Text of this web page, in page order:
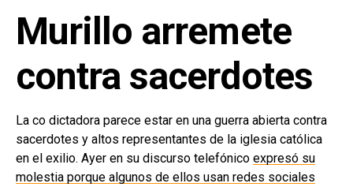
Murillo arremete
contra sacerdotes
La co dictadora parece estar en una guerra abierta contra
sacerdotes y altos representantes de la iglesia católica
en el exilio. Ayer en su discurso telefónico expresó su
molestia porque algunos de ellos usan redes sociales